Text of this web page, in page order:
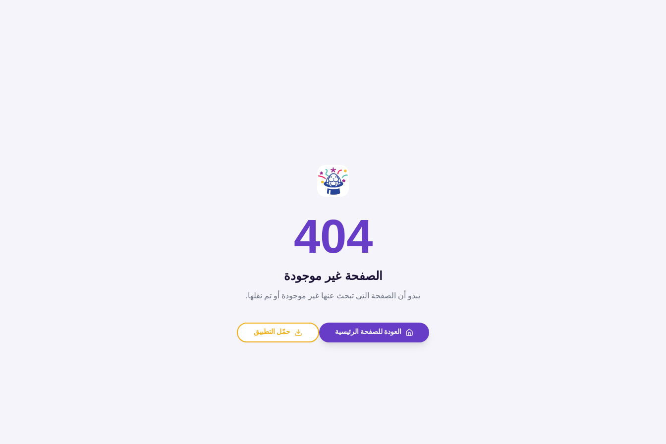
404
الصفحة غير موجودة
يبدو أن الصفحة التي تبحث عنها غير موجودة أو تم نقلها.
العودة للصفحة الرئيسية حمّل التطبيق